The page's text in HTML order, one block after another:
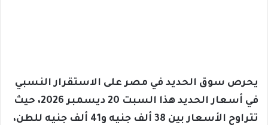
يحرص سوق الحديد في مصر على الاستقرار النسبي
في أسعار الحديد هذا السبت 20 ديسمبر 2026، حيث
تتراوح الأسعار بين 38 ألف جنيه و41 ألف جنيه للطن،